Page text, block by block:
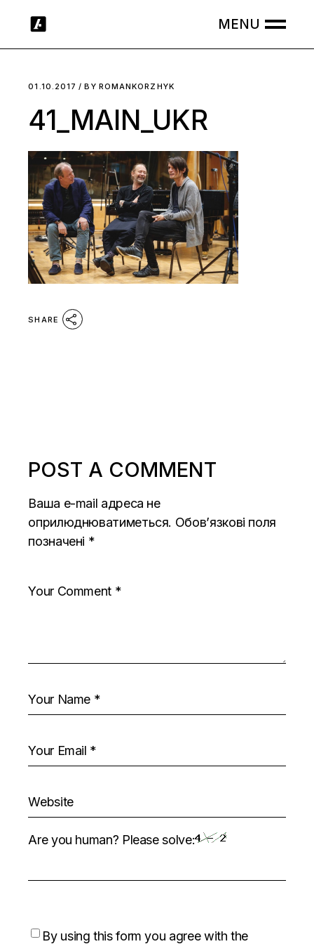
01.10.2017 BY ROMANKORZHYK
41_MAIN_UKR
SHARE
POST A COMMENT
Ваша e-mail адреса не
оприлюднюватиметься. Обов’язкові поля
позначені *
Are you human? Please solve:
By using this form you agree with the